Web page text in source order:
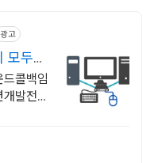
광고
모두담
콜백임
발전문